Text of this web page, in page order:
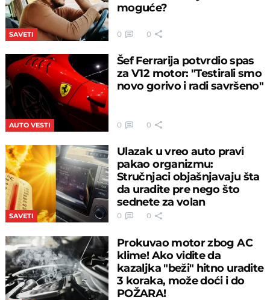
SAVETI
moguće?
0 0
AUTO VESTI
Šef Ferrarija potvrdio spas
za V12 motor: "Testirali smo
novo gorivo i radi savršeno"
0 0
SAVETI
Ulazak u vreo auto pravi
pakao organizmu:
Stručnjaci objašnjavaju šta
da uradite pre nego što
sednete za volan
0 0
Prokuvao motor zbog AC
klime! Ako vidite da
kazaljka "beži" hitno uradite
3 koraka, može doći i do
POŽARA!